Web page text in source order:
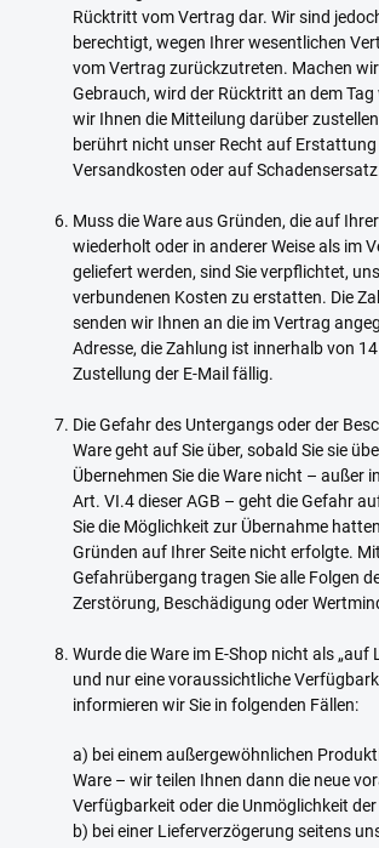
Rücktritt vom Vertrag dar. Wir sind
berechtigt, wegen Ihrer wesentlichen
vom Vertrag zurückzutreten. Machen
Gebrauch, wird der Rücktritt an dem
wir Ihnen die Mitteilung darüber
berührt nicht unser Recht auf Erstattung
Versandkosten oder auf
Muss die Ware aus Gründen, die auf
wiederholt oder in anderer Weise als im
geliefert werden, sind Sie verpflichtet,
verbundenen Kosten zu erstatten. Die
senden wir Ihnen an die im Vertrag
Adresse, die Zahlung ist innerhalb von
Zustellung der E-Mail fällig.
Die Gefahr des Untergangs oder der
Ware geht auf Sie über, sobald Sie sie
Übernehmen Sie die Ware nicht – außer
Art. VI.4 dieser AGB – geht die Gefahr
Sie die Möglichkeit zur Übernahme
Gründen auf Ihrer Seite nicht erfolgte.
Gefahrübergang tragen Sie alle Folgen
Zerstörung, Beschädigung oder
Wurde die Ware im E-Shop nicht als „auf
und nur eine voraussichtliche
informieren wir Sie in folgenden Fällen:
a) bei einem außergewöhnlichen
Ware – wir teilen Ihnen dann die neue
Verfügbarkeit oder die Unmöglichkeit
b) bei einer Lieferverzögerung seitens